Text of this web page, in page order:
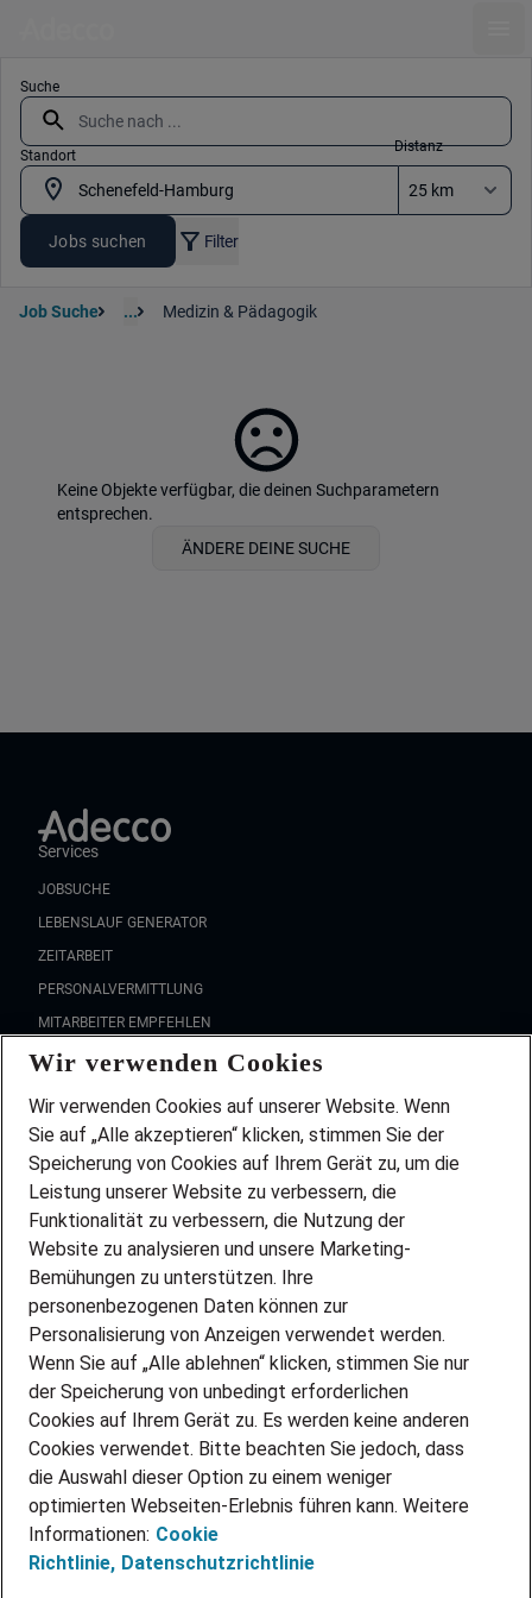
Suche
Standort
Distanz
Jobs suchen Filter
Job Suche ... Medizin & Pädagogik
Keine Objekte verfügbar, die deinen Suchparametern
entsprechen.
ÄNDERE DEINE SUCHE
Services
JOBSUCHE
LEBENSLAUF GENERATOR
ZEITARBEIT
PERSONALVERMITTLUNG
MITARBEITER EMPFEHLEN
FAQ
Wir stellen ein!
DEINE BERUFSGRUPPE
DEINE LEBENSSITUATION
PARTNERSHIP WITH AIRBUS
INITIATIV BEWERBEN
ÜBER UNS
STANDORTE
BLOG
PRESSE
KONTAKT
@Adecco 2026
IMPRESSUM
DATENSCHUTZ
Wir verwenden Cookies
Wir verwenden Cookies auf unserer Website. Wenn
Sie auf „Alle akzeptieren“ klicken, stimmen Sie der
Speicherung von Cookies auf Ihrem Gerät zu, um die
Leistung unserer Website zu verbessern, die
Funktionalität zu verbessern, die Nutzung der
Website zu analysieren und unsere Marketing-
Bemühungen zu unterstützen. Ihre
personenbezogenen Daten können zur
Personalisierung von Anzeigen verwendet werden.
Wenn Sie auf „Alle ablehnen“ klicken, stimmen Sie nur
der Speicherung von unbedingt erforderlichen
Cookies auf Ihrem Gerät zu. Es werden keine anderen
Cookies verwendet. Bitte beachten Sie jedoch, dass
die Auswahl dieser Option zu einem weniger
optimierten Webseiten-Erlebnis führen kann. Weitere
Informationen: Cookie
Richtlinie, Datenschutzrichtlinie